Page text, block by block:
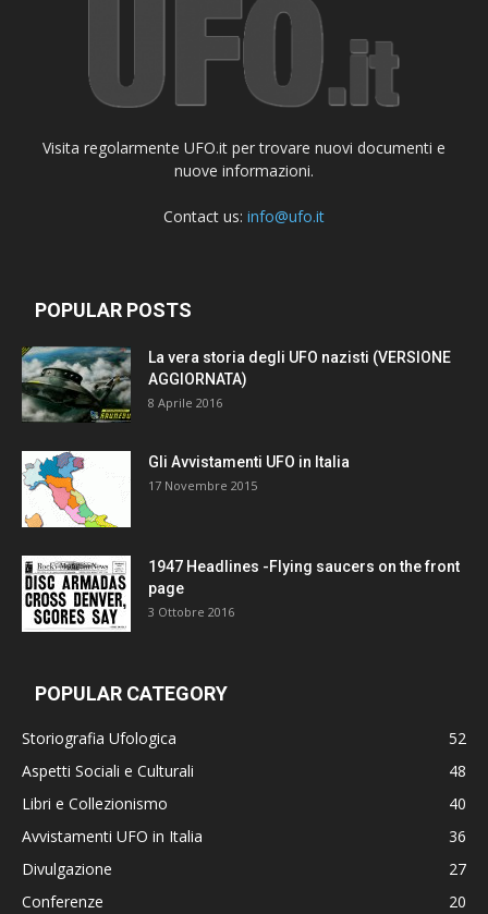
Visita regolarmente UFO.it per trovare nuovi documenti e
nuove informazioni.
Contact us: info@ufo.it
POPULAR POSTS
La vera storia degli UFO nazisti (VERSIONE
AGGIORNATA)
8 Aprile 2016
Gli Avvistamenti UFO in Italia
17 Novembre 2015
1947 Headlines -Flying saucers on the front
page
3 Ottobre 2016
POPULAR CATEGORY
Storiografia Ufologica
52
Aspetti Sociali e Culturali
48
Libri e Collezionismo
40
Avvistamenti UFO in Italia
36
Divulgazione
27
Conferenze
20